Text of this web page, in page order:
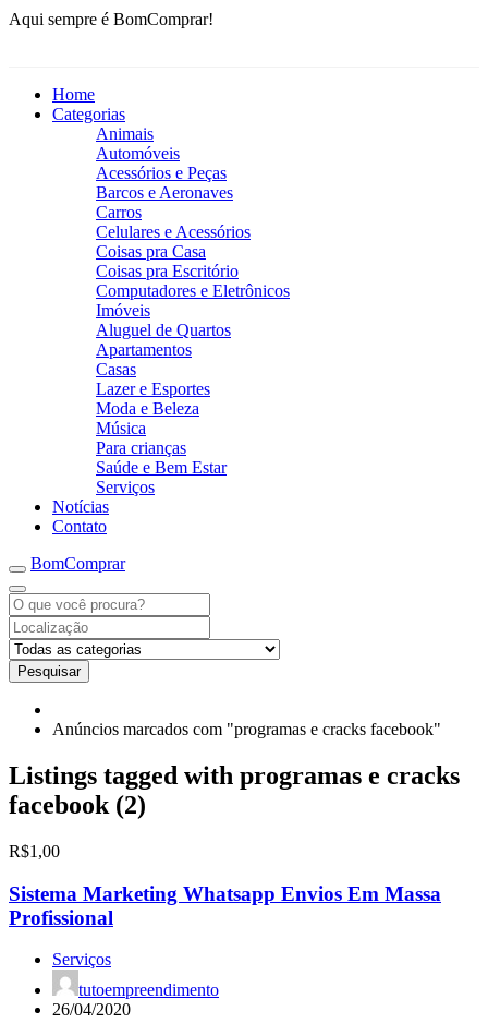
Aqui sempre é BomComprar!
Home
Categorias
Animais
Automóveis
Acessórios e Peças
Barcos e Aeronaves
Carros
Celulares e Acessórios
Coisas pra Casa
Coisas pra Escritório
Computadores e Eletrônicos
Imóveis
Aluguel de Quartos
Apartamentos
Casas
Lazer e Esportes
Moda e Beleza
Música
Para crianças
Saúde e Bem Estar
Serviços
Notícias
Contato
BomComprar
Pesquisar
Anúncios marcados com "programas e cracks facebook"
Listings tagged with programas e cracks
facebook (2)
R$1,00
Sistema Marketing Whatsapp Envios Em Massa
Profissional
Serviços
tutoempreendimento
26/04/2020